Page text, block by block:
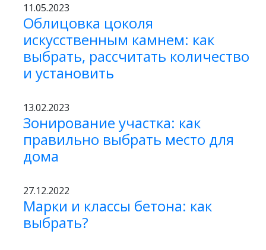
11.05.2023
Облицовка цоколя
искусственным камнем: как
выбрать, рассчитать количество
и установить
13.02.2023
Зонирование участка: как
правильно выбрать место для
дома
27.12.2022
Марки и классы бетона: как
выбрать?